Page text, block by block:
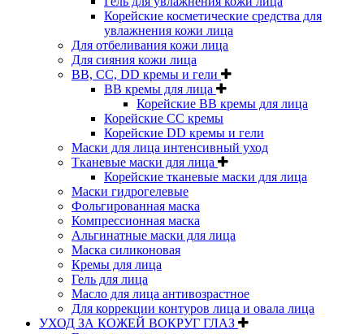
Корейские косметические средства для
увлажнения кожи лица
Для отбеливания кожи лица
Для сияния кожи лица
BB, CC, DD кремы и гели
BB кремы для лица
Корейские BB кремы для лица
Корейские CC кремы
Корейские DD кремы и гели
Маски для лица интенсивный уход
Тканевые маски для лица
Корейские тканевые маски для лица
Маски гидрогелевые
Фольгированная маска
Компрессионная маска
Альгинатные маски для лица
Маска силиконовая
Кремы для лица
Гель для лица
Масло для лица антивозрастное
Для коррекции контуров лица и овала лица
УХОД ЗА КОЖЕЙ ВОКРУГ ГЛАЗ